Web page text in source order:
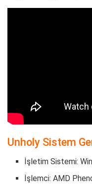
Unholy Sistem
İşletim Sistemi:
İşlemci: AMD